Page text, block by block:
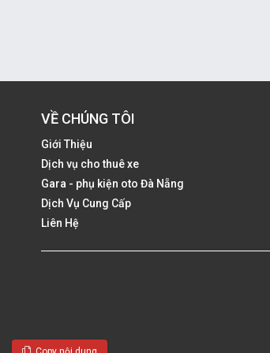
VỀ CHÚNG TÔI
Giới Thiệu
Dịch vụ cho thuê xe
Gara - phụ kiện oto Đà Nẵng
Dịch Vụ Cung Cấp
Liên Hệ